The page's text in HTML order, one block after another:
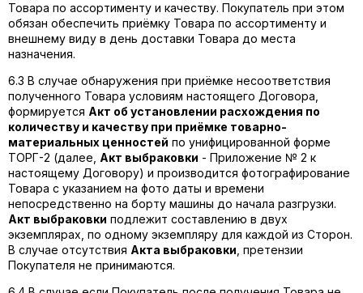
Товара по ассортименту и качеству. Покупатель при этом
обязан обеспечить приёмку Товара по ассортименту и
внешнему виду в день доставки Товара до места
назначения.
6.3 В случае обнаружения при приёмке несоответствия
полученного Товара условиям настоящего Договора,
формируется Акт об установлении расхождения по
количеству и качеству при приёмке товарно-
материальных ценностей по унифицированной форме
ТОРГ-2 (далее, Акт выбраковки - Приложение № 2 к
настоящему Договору) и производится фотографирование
Товара с указанием на фото даты и времени
непосредственно на борту машины до начала разгрузки.
Акт выбраковки подлежит составлению в двух
экземплярах, по одному экземпляру для каждой из Сторон.
В случае отсутствия Акта выбраковки , претензии
Покупателя не принимаются.